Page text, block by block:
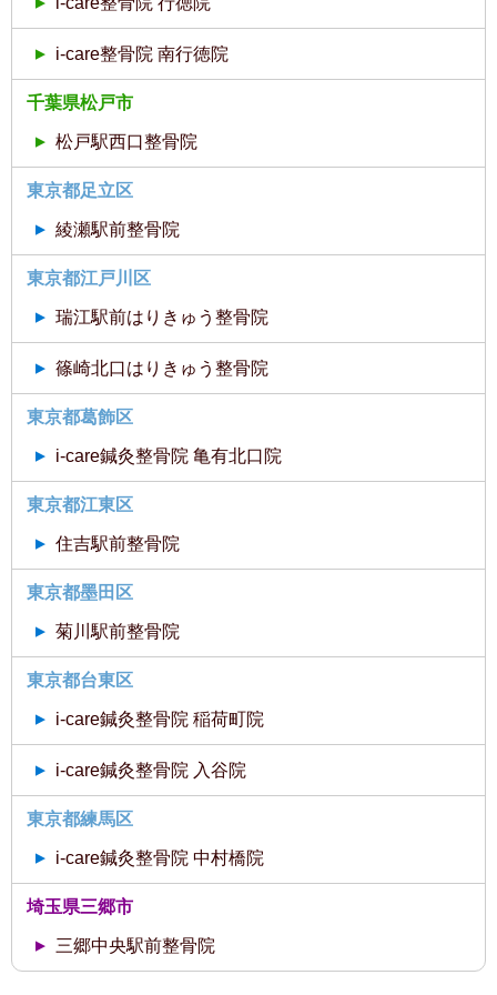
i-care整骨院 南行徳院
千葉県松戸市
松戸駅西口整骨院
東京都足立区
綾瀬駅前整骨院
東京都江戸川区
瑞江駅前はりきゅう整骨院
篠崎北口はりきゅう整骨院
東京都葛飾区
i-care鍼灸整骨院 亀有北口院
東京都江東区
住吉駅前整骨院
東京都墨田区
菊川駅前整骨院
東京都台東区
i-care鍼灸整骨院 稲荷町院
i-care鍼灸整骨院 入谷院
東京都練馬区
i-care鍼灸整骨院 中村橋院
埼玉県三郷市
三郷中央駅前整骨院